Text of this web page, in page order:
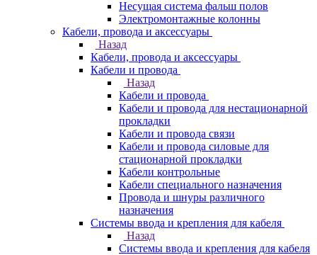
Несущая система фальш полов
Электромонтажные колонны
Кабели, провода и аксессуары
Назад
Кабели, провода и аксессуары
Кабели и провода
Назад
Кабели и провода
Кабели и провода для нестационарной
прокладки
Кабели и провода связи
Кабели и провода силовые для
стационарной прокладки
Кабели контрольные
Кабели специального назначения
Провода и шнуры различного
назначения
Системы ввода и крепления для кабеля
Назад
Системы ввода и крепления для кабеля